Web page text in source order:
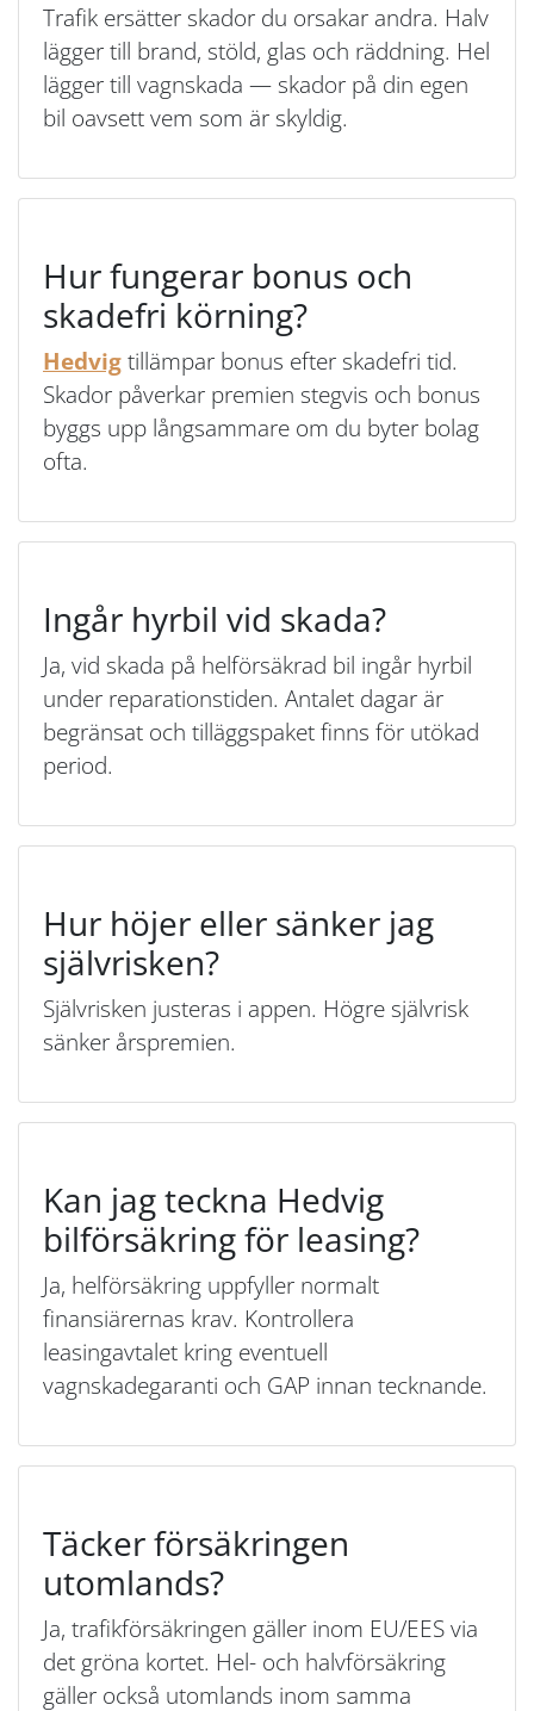
Trafik ersätter skador du orsakar andra. Halv
lägger till brand, stöld, glas och räddning. Hel
lägger till vagnskada — skador på din egen
bil oavsett vem som är skyldig.
Hur fungerar bonus och
skadefri körning?
Hedvigtillämpar bonus efter skadefri tid.
Skador påverkar premien stegvis och bonus
byggs upp långsammare om du byter bolag
ofta.
Ingår hyrbil vid skada?
Ja, vid skada på helförsäkrad bil ingår hyrbil
under reparationstiden. Antalet dagar är
begränsat och tilläggspaket finns för utökad
period.
Hur höjer eller sänker jag
självrisken?
Självrisken justeras i appen. Högre självrisk
sänker årspremien.
Kan jag teckna Hedvig
bilförsäkring för leasing?
Ja, helförsäkring uppfyller normalt
finansiärernas krav. Kontrollera
leasingavtalet kring eventuell
vagnskadegaranti och GAP innan tecknande.
Täcker försäkringen
utomlands?
Ja, trafikförsäkringen gäller inom EU/EES via
det gröna kortet. Hel- och halvförsäkring
gäller också utomlands inom samma